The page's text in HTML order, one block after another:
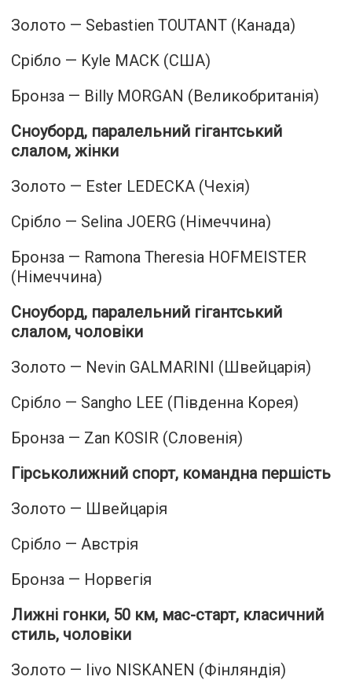
Золото — Sebastien TOUTANT (Канада)
Срібло — Kyle MACK (США)
Бронза — Billy MORGAN (Великобританія)
Сноуборд, паралельний гігантський
слалом, жінки
Золото — Ester LEDECKA (Чехія)
Срібло — Selina JOERG (Німеччина)
Бронза — Ramona Theresia HOFMEISTER
(Німеччина)
Сноуборд, паралельний гігантський
слалом, чоловіки
Золото — Nevin GALMARINI (Швейцарія)
Срібло — Sangho LEE (Південна Корея)
Бронза — Zan KOSIR (Словенія)
Гірськолижний спорт, командна першість
Золото — Швейцарія
Срібло — Австрія
Бронза — Норвегія
Лижні гонки, 50 км, мас-старт, класичний
стиль, чоловіки
Золото — Iivo NISKANEN (Фінляндія)